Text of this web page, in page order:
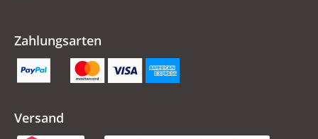
Zahlungsarten
Versand